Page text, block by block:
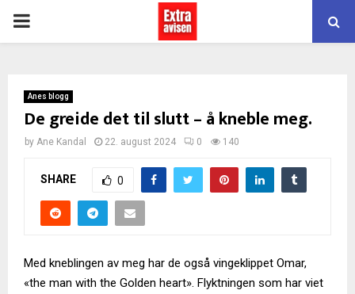
PRIMARY
Anes blogg
De greide det til slutt – å kneble meg.
by Ane Kandal 22. august 2024 0 140
SHARE 0
Med kneblingen av meg har de også vingeklippet Omar,
«the man with the Golden heart». Flyktningen som har viet